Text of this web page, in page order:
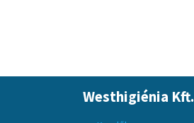
Westhigiénia Kft.